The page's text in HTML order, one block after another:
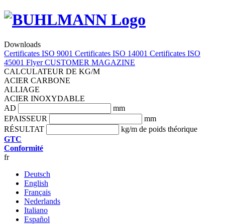
Downloads
Certificates ISO 9001 Certificates ISO 14001 Certificates ISO
45001 FlyerCUSTOMER MAGAZINE
CALCULATEUR DE KG/M
ACIER CARBONE
ALLIAGE
ACIER INOXYDABLE
AD
mm
EPAISSEUR
mm
RÉSULTAT
kg/m de poids théorique
GTC
Conformité
fr
Deutsch
English
Français
Nederlands
Italiano
Español